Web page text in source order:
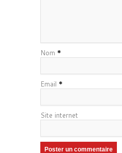
Nom *
Email *
Site internet